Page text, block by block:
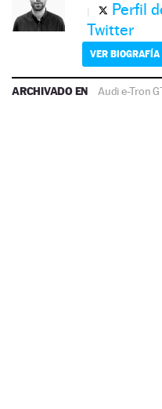
Perfil
Twitter
VER BIOGRAFÍA
ARCHIVADO EN Audi e-Tron